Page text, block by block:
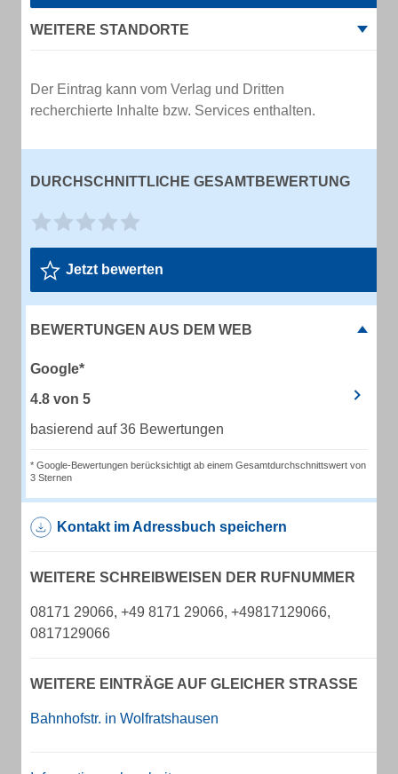
WEITERE STANDORTE
Der Eintrag kann vom Verlag und Dritten
recherchierte Inhalte bzw. Services enthalten.
DURCHSCHNITTLICHE GESAMTBEWERTUNG
Jetzt bewerten
BEWERTUNGEN AUS DEM WEB
Google*
4.8 von 5
basierend auf 36 Bewertungen
* Google-Bewertungen berücksichtigt ab einem Gesamtdurchschnittswert von
3 Sternen
Kontakt im Adressbuch speichern
WEITERE SCHREIBWEISEN DER RUFNUMMER
08171 29066, +49 8171 29066, +49817129066,
0817129066
WEITERE EINTRÄGE AUF GLEICHER STRASSE
Bahnhofstr. in Wolfratshausen